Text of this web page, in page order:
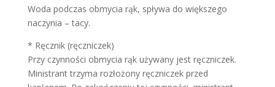
Woda podczas obmycia rąk, spływa do większego
naczynia – tacy.
* Ręcznik (ręczniczek)
Przy czynności obmycia rąk używany jest ręczniczek.
Ministrant trzyma rozłożony ręczniczek przed